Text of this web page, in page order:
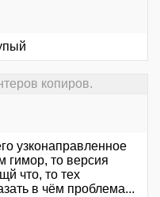
копиров.
узконаправленное
гимор, то версия
что, то тех
в чём проблема...